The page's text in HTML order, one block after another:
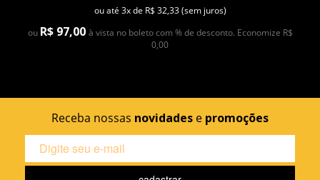
ou até 3x de R$ 32,33 (sem juros)
ou R$ 97,00 à vista no boleto com % de desconto. Economize R$
0,00
Receba nossas novidades e promoções